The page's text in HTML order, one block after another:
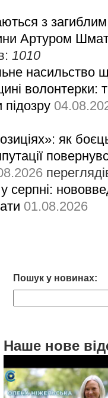
з загиблим
Артуром
1010
насильство
волонтерки:
як
01.08.2026
Пошук у новинах:
Наше нове